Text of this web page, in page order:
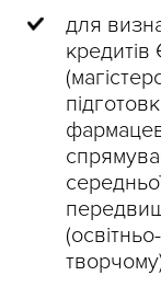
для